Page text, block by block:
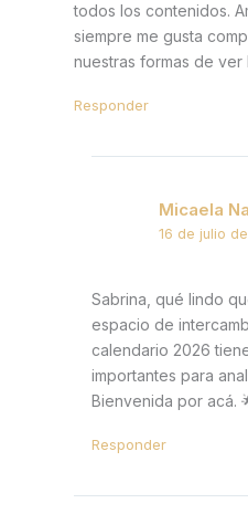
todos los contenidos.
siempre me gusta
nuestras formas de ver
Responder
Micaela
16 de julio
Sabrina, qué lindo
espacio de
calendario 2026
importantes para
Bienvenida por acá.
Responder